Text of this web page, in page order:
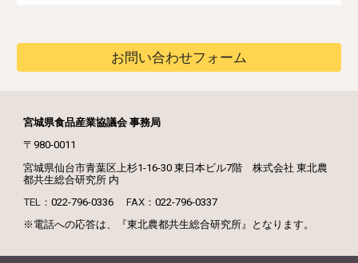
お問い合わせフォーム
宮城県食品産業協議会 事務局
〒980-0011
宮城県仙台市青葉区上杉1-16-30 東日本ビル7階株式会社 東北農
都共生総合研究所 内
TEL：022-796-0336FAX：022-796-0337
※電話への応答は、『東北農都共生総合研究所』となります。